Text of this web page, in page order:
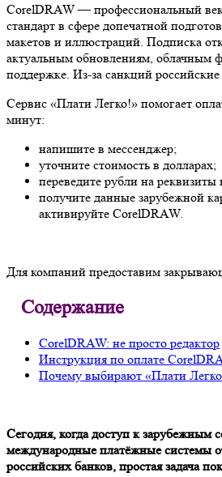
CorelDRAW — профессиональный
стандарт в сфере допечатной
макетов и иллюстраций. Подписка
актуальным обновлениям, облачным
поддержке. Из-за санкций
Сервис «Плати Легко!» помогает
минут:
напишите в мессенджер;
уточните стоимость в долларах;
переведите рубли на
получите данные зарубежной
активируйте CorelDRAW.
Для компаний предоставим
Содержание
CorelDRAW: не просто редактор
Инструкция по оплате
Почему выбирают «Плати
Cегодня, когда доступ к зарубежным
международные платёжные системы
российских банков, простая задача